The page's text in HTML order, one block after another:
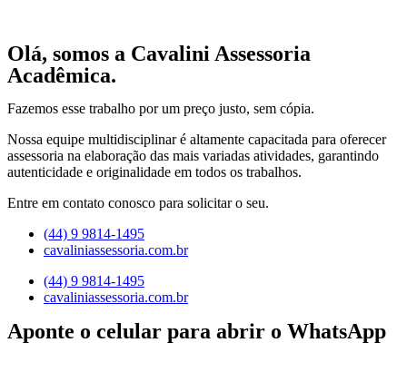
Olá, somos a Cavalini Assessoria
Acadêmica.
Fazemos esse trabalho por um preço justo, sem cópia.
Nossa equipe multidisciplinar é altamente capacitada para oferecer
assessoria na elaboração das mais variadas atividades, garantindo
autenticidade e originalidade em todos os trabalhos.
Entre em contato conosco para solicitar o seu.
(44) 9 9814-1495
cavaliniassessoria.com.br
(44) 9 9814-1495
cavaliniassessoria.com.br
Aponte o celular para abrir o WhatsApp